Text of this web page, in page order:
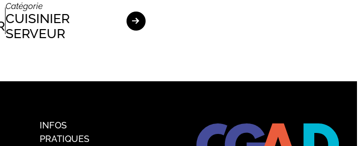
Catégorie
CUISINIER
SERVEUR
INFOS
PRATIQUES